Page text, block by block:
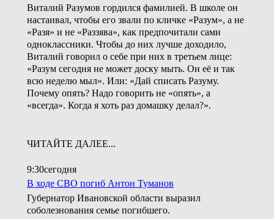
Виталий Разумов гордился фамилией. В школе он
настаивал, чтобы его звали по кличке «Разум», а не
«Разя» и не «Раззява», как предпочитали сами
одноклассники. Чтобы до них лучше доходило,
Виталий говорил о себе при них в третьем лице:
«Разум сегодня не может доску мыть. Он её и так
всю неделю мыл». Или: «Дай списать Разуму.
Почему опять? Надо говорить не «опять», а
«всегда». Когда я хоть раз домашку делал?».
ЧИТАЙТЕ ДАЛЕЕ...
9:30сегодня
В ходе СВО погиб Антон Туманов
Губернатор Ивановской области выразил
соболезнования семье погибшего.